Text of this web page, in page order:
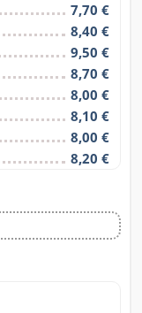
7,70 €
8,40 €
9,50 €
8,70 €
8,00 €
8,10 €
8,00 €
8,20 €